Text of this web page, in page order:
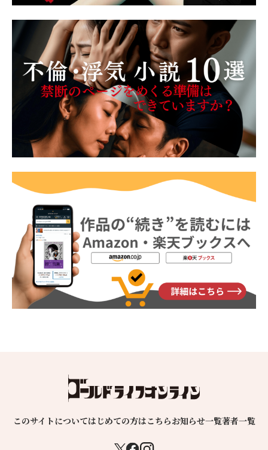
このサイトについてはじめての方はこちらお知らせ一覧著者一覧